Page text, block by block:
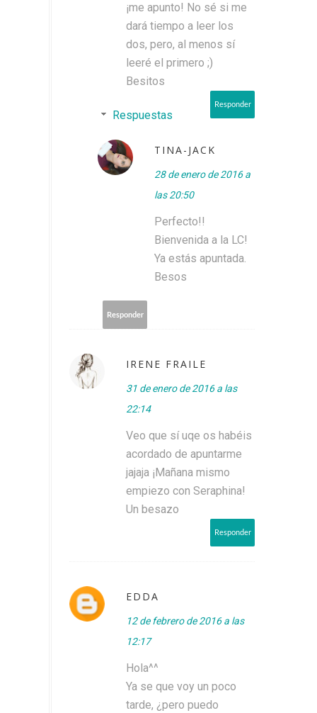
¡me apunto! No sé si me
dará tiempo a leer los
dos, pero, al menos sí
leeré el primero ;)
Besitos
Responder
Respuestas
TINA-JACK
28 de enero de 2016 a
las 20:50
Perfecto!!
Bienvenida a la LC!
Ya estás apuntada.
Besos
Responder
IRENE FRAILE
31 de enero de 2016 a las
22:14
Veo que sí uqe os habéis
acordado de apuntarme
jajaja ¡Mañana mismo
empiezo con Seraphina!
Un besazo
Responder
EDDA
12 de febrero de 2016 a las
12:17
Hola^^
Ya se que voy un poco
tarde, ¿pero puedo